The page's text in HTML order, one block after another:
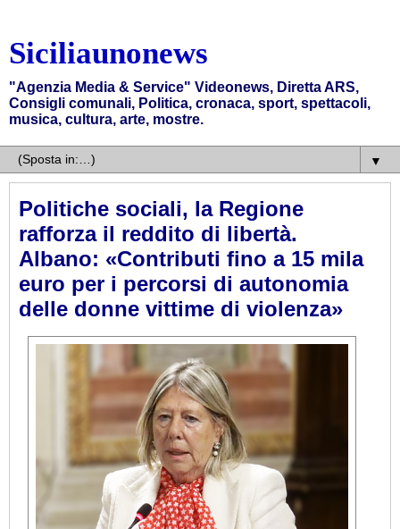
Siciliaunonews
"Agenzia Media & Service" Videonews, Diretta ARS,
Consigli comunali, Politica, cronaca, sport, spettacoli,
musica, cultura, arte, mostre.
▼
Politiche sociali, la Regione
rafforza il reddito di libertà.
Albano: «Contributi fino a 15 mila
euro per i percorsi di autonomia
delle donne vittime di violenza»